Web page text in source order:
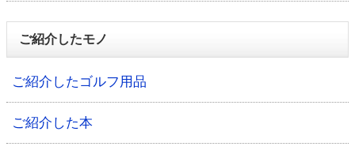
ご紹介したモノ
ご紹介したゴルフ用品
ご紹介した本